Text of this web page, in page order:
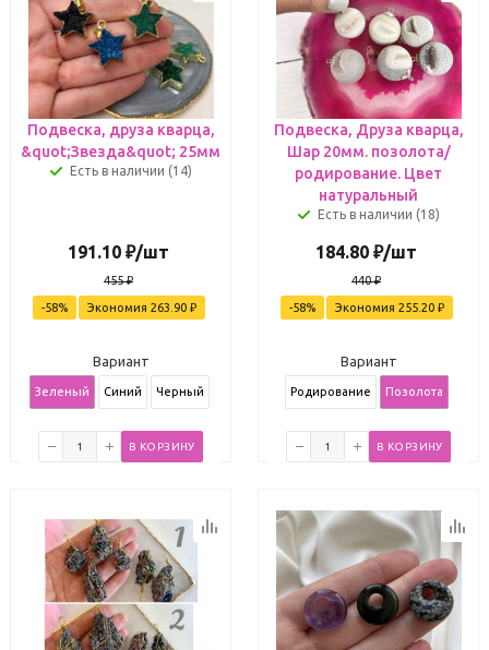
Подвеска, друза кварца,
&quot;Звезда&quot; 25мм
Есть в наличии (14)
191.10 ₽/шт
455₽
-58% Экономия 263.90₽
Вариант
Зеленый Синий Черный
В КОРЗИНУ
Подвеска, Друза кварца,
Шар 20мм. позолота/
родирование. Цвет
натуральный
Есть в наличии (18)
184.80 ₽/шт
440₽
-58% Экономия 255.20₽
Вариант
Родирование Позолота
В КОРЗИНУ